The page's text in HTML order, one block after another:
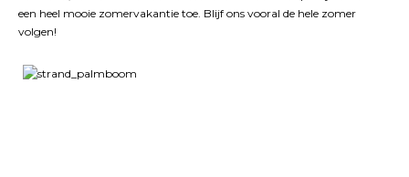
een heel mooie zomervakantie toe. Blijf ons vooral de hele zomer
volgen!